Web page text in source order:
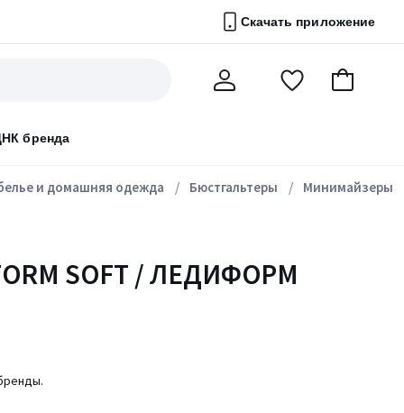
Скачать приложение
бренда
ПерейтиВ
и домашняя одежда Бюстгальтеры Минимайзеры
SOFT / ЛЕДИФОРМ